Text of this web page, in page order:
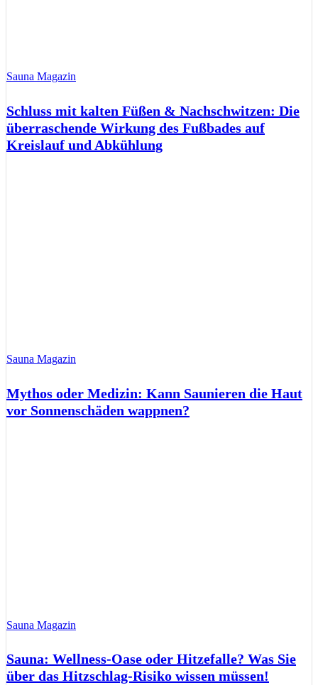
Sauna Magazin
Schluss mit kalten Füßen & Nachschwitzen: Die
überraschende Wirkung des Fußbades auf
Kreislauf und Abkühlung
Sauna Magazin
Mythos oder Medizin: Kann Saunieren die Haut
vor Sonnenschäden wappnen?
Sauna Magazin
Sauna: Wellness-Oase oder Hitzefalle? Was Sie
über das Hitzschlag-Risiko wissen müssen!